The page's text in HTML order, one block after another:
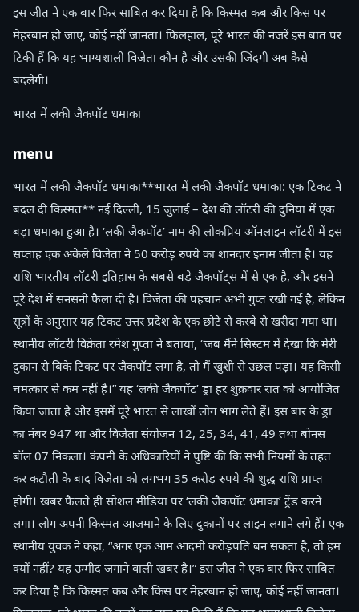
इस जीत ने एक बार फिर साबित कर दिया है कि किस्मत कब और किस पर
मेहरबान हो जाए, कोई नहीं जानता। फिलहाल, पूरे भारत की नजरें इस बात पर
टिकी हैं कि यह भाग्यशाली विजेता कौन है और उसकी जिंदगी अब कैसे
बदलेगी।
भारत में लकी जैकपॉट धमाका
menu
भारत में लकी जैकपॉट धमाका**भारत में लकी जैकपॉट धमाका: एक टिकट ने
बदल दी किस्मत** नई दिल्ली, 15 जुलाई – देश की लॉटरी की दुनिया में एक
बड़ा धमाका हुआ है। ‘लकी जैकपॉट’ नाम की लोकप्रिय ऑनलाइन लॉटरी में इस
सप्ताह एक अकेले विजेता ने 50 करोड़ रुपये का शानदार इनाम जीता है। यह
राशि भारतीय लॉटरी इतिहास के सबसे बड़े जैकपॉट्स में से एक है, और इसने
पूरे देश में सनसनी फैला दी है। विजेता की पहचान अभी गुप्त रखी गई है, लेकिन
सूत्रों के अनुसार यह टिकट उत्तर प्रदेश के एक छोटे से कस्बे से खरीदा गया था।
स्थानीय लॉटरी विक्रेता रमेश गुप्ता ने बताया, “जब मैंने सिस्टम में देखा कि मेरी
दुकान से बिके टिकट पर जैकपॉट लगा है, तो मैं खुशी से उछल पड़ा। यह किसी
चमत्कार से कम नहीं है।” यह ‘लकी जैकपॉट’ ड्रा हर शुक्रवार रात को आयोजित
किया जाता है और इसमें पूरे भारत से लाखों लोग भाग लेते हैं। इस बार के ड्रा
का नंबर 947 था और विजेता संयोजन 12, 25, 34, 41, 49 तथा बोनस
बॉल 07 निकला। कंपनी के अधिकारियों ने पुष्टि की कि सभी नियमों के तहत
कर कटौती के बाद विजेता को लगभग 35 करोड़ रुपये की शुद्ध राशि प्राप्त
होगी। खबर फैलते ही सोशल मीडिया पर ‘लकी जैकपॉट धमाका’ ट्रेंड करने
लगा। लोग अपनी किस्मत आजमाने के लिए दुकानों पर लाइन लगाने लगे हैं। एक
स्थानीय युवक ने कहा, “अगर एक आम आदमी करोड़पति बन सकता है, तो हम
क्यों नहीं? यह उम्मीद जगाने वाली खबर है।” इस जीत ने एक बार फिर साबित
कर दिया है कि किस्मत कब और किस पर मेहरबान हो जाए, कोई नहीं जानता।